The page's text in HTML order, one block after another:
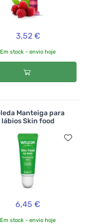
3,52 €
Em stock - envio hoje
Manteiga para
lábios Skin food
6,45 €
Em stock - envio hoje